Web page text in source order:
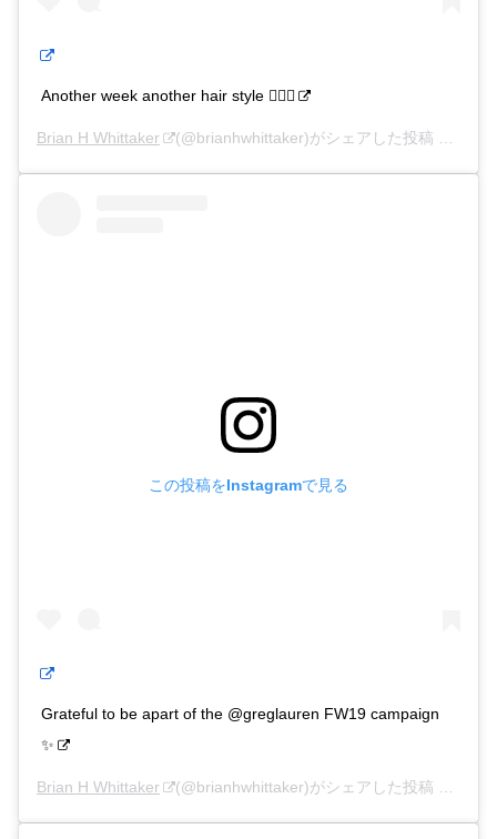
Another week another hair style 🤷🏽‍♂️
Brian H Whittaker (@brianhwhittaker)がシェアした投稿 –
この投稿をInstagramで見る
Grateful to be apart of the @greglauren FW19 campaign
✨
Brian H Whittaker (@brianhwhittaker)がシェアした投稿 –